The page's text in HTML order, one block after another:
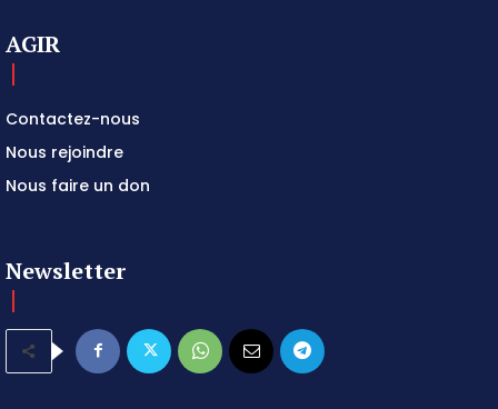
AGIR
Contactez-nous
Nous rejoindre
Nous faire un don
Newsletter